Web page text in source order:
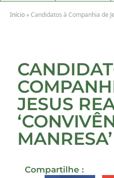
Início »Candidatos à Companhia de
JESUS
MANRESA’
Compartilhe :